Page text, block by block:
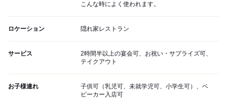
こんな時によく使われます。
ロケーション 隠れ家レストラン
サービス
2時間半以上の宴会可、お祝い・サプライズ可、
テイクアウト
お子様連れ
子供可（乳児可、未就学児可、小学生可）、ベ
ビーカー入店可